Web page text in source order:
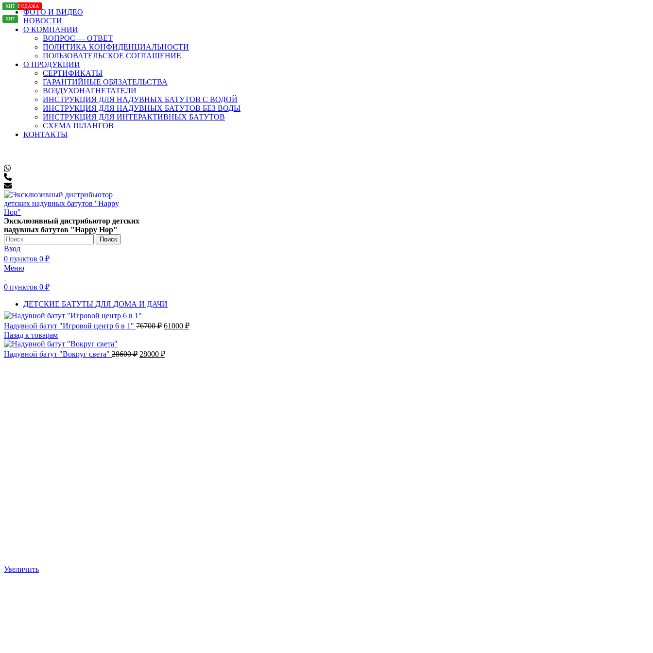
ФОТО И ВИДЕО
НОВОСТИ
О КОМПАНИИ
ВОПРОС — ОТВЕТ
ПОЛИТИКА КОНФИДЕНЦИАЛЬНОСТИ
ПОЛЬЗОВАТЕЛЬСКОЕ СОГЛАШЕНИЕ
О ПРОДУКЦИИ
СЕРТИФИКАТЫ
ГАРАНТИЙНЫЕ ОБЯЗАТЕЛЬСТВА
ВОЗДУХОНАГНЕТАТЕЛИ
ИНСТРУКЦИЯ ДЛЯ НАДУВНЫХ БАТУТОВ С ВОДОЙ
ИНСТРУКЦИЯ ДЛЯ НАДУВНЫХ БАТУТОВ БЕЗ ВОДЫ
ИНСТРУКЦИЯ ДЛЯ ИНТЕРАКТИВНЫХ БАТУТОВ
СХЕМА ШЛАНГОВ
КОНТАКТЫ
Эксклюзивный дистрибьютор детских
надувных батутов "Happy Hop"
Поиск
Вход
0 пунктов 0 ₽
Меню
0 пунктов 0 ₽
ДЕТСКИЕ БАТУТЫ ДЛЯ ДОМА И ДАЧИ
Надувной батут "Игровой центр 6 в 1" 76700₽ Первоначальная
76700 ₽.
61000 ₽Текущая
Назад к товарам
Надувной батут "Вокруг света" 28600₽ Первоначальная
28000 ₽Текущая
ХИТ
Увеличить
ХИТ
НОВИНКА
НОВИНКА
ХИТ
НОВИНКА
РАСПРОДАЖА
ХИТ